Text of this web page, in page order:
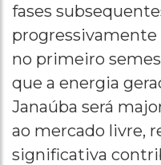
fases
no primeiro
que a energia
Janaúba será
ao mercado livre,
significativa